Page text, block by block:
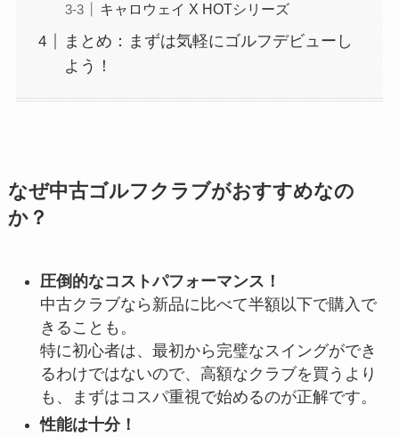
キャロウェイ X HOTシリーズ
まとめ：まずは気軽にゴルフデビューし
よう！
なぜ中古ゴルフクラブがおすすめなの
か？
圧倒的なコストパフォーマンス！
中古クラブなら新品に比べて半額以下で購入で
きることも。
特に初心者は、最初から完璧なスイングができ
るわけではないので、高額なクラブを買うより
も、まずはコスパ重視で始めるのが正解です。
性能は十分！